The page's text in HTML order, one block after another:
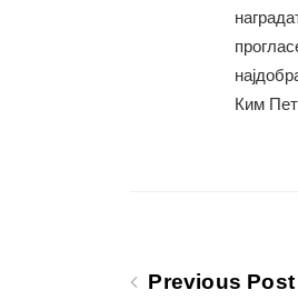
Ким
Previous Post